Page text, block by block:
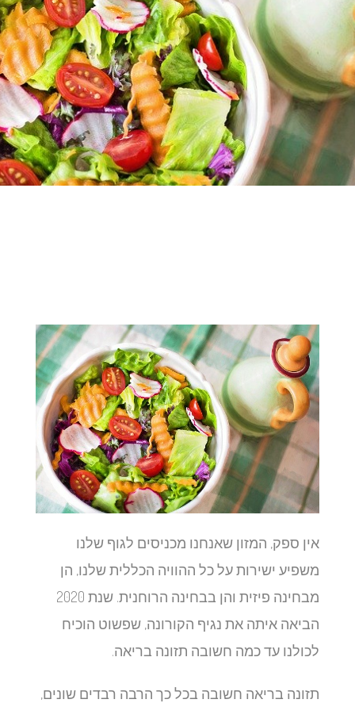
אין ספק, המזון שאנחנו מכניסים לגוף שלנו
משפיע ישירות על כל ההוויה הכללית שלנו, הן
מבחינה פיזית והן בבחינה הרוחנית. שנת 2020
הביאה איתה את נגיף הקורונה, שפשוט הוכיח
לכולנו עד כמה חשובה תזונה בריאה.
תזונה בריאה חשובה בכל כך הרבה רבדים שונים,